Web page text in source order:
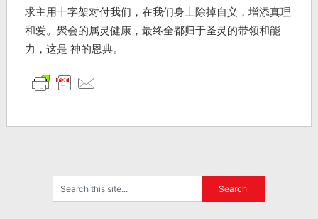
求主用十字架对付我们，在我们身上除掉自义，增添真理
和爱。聚会的属灵健康，最终全都归于圣灵的带领和能
力，这是 神的恩典。